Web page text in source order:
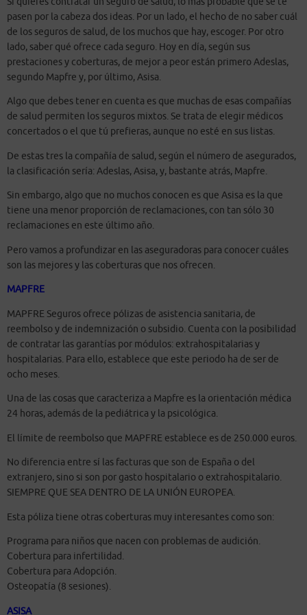
pasen por la cabeza dos ideas. Por un lado, el hecho de no saber cuál
de los seguros de salud, de los muchos que hay, escoger. Por otro
lado, saber qué ofrece cada seguro. Hoy en día, según sus
prestaciones y coberturas, de mejor a peor están primero Adeslas,
segundo Mapfre y, por último, Asisa.
Algo que debes tener en cuenta es que muchas de esas compañías
de salud permiten los seguros mixtos. Se trata de elegir médicos
concertados o el que tú prefieras, aunque no esté en sus listas.
De estas tres la compañía de salud, según el número de asegurados,
la clasificación sería: Adeslas, Asisa, y, bastante atrás, Mapfre.
Sin embargo, algo que no muchos conocen es que Asisa es la que
tiene una menor proporción de reclamaciones, con tan sólo 30
reclamaciones en este último año.
Pero vamos a profundizar en las aseguradoras para conocer cuáles
son las mejores y las coberturas que nos ofrecen.
MAPFRE
MAPFRE Seguros ofrece pólizas de asistencia sanitaria, de
reembolso y de indemnización o subsidio. Cuenta con la posibilidad
de contratar las garantías por módulos: extrahospitalarias y
hospitalarias. Para ello, establece que este periodo ha de ser de
ocho meses.
Una de las cosas que caracteriza a Mapfre es la orientación médica
24 horas, además de la pediátrica y la psicológica.
El límite de reembolso que MAPFRE establece es de 250.000 euros.
No diferencia entre sí las facturas que son de España o del
extranjero, sino si son por gasto hospitalario o extrahospitalario.
SIEMPRE QUE SEA DENTRO DE LA UNIÓN EUROPEA.
Esta póliza tiene otras coberturas muy interesantes como son:
Programa para niños que nacen con problemas de audición.
Cobertura para infertilidad.
Cobertura para Adopción.
Osteopatía (8 sesiones).
ASISA